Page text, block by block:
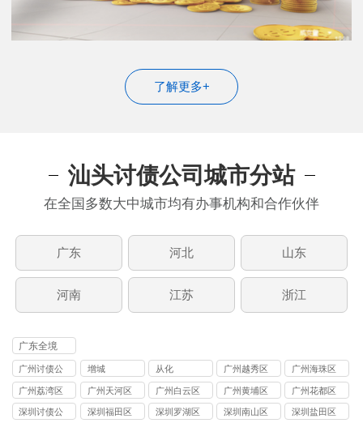
了解更多+
汕头讨债公司城市分站
在全国多数大中城市均有办事机构和合作伙伴
广东 河北 山东
河南 江苏 浙江
广东全境
广州讨债公
司
增城 从化
广州越秀区
讨债公司
广州海珠区
讨债公司
广州荔湾区
讨债公司
广州天河区
讨债公司
广州白云区
讨债公司
广州黄埔区
讨债公司
广州花都区
讨债公司
深圳讨债公
深圳福田区
深圳罗湖区
深圳南山区
深圳盐田区